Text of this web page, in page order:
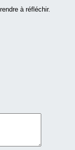
à réfléchir.